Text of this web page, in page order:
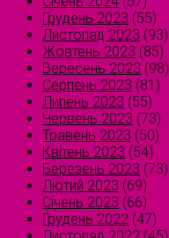
Грудень 2023 (55)
Листопад 2023 (93)
Жовтень 2023 (85)
Вересень 2023 (98)
Серпень 2023 (81)
Липень 2023 (55)
Червень 2023 (73)
Травень 2023 (50)
Квітень 2023 (54)
Березень 2023 (73)
Лютий 2023 (69)
Січень 2023 (66)
Грудень 2022 (47)